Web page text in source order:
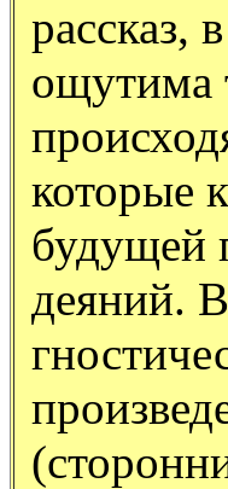
рассказ,
ощутима
которые
будущей
деяний.